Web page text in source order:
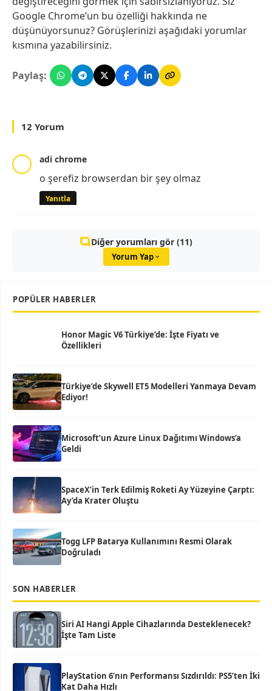
Google Chrome’un bu özelliği hakkında ne
düşünüyorsunuz? Görüşlerinizi aşağıdaki yorumlar
kısmına yazabilirsiniz.
Paylaş:
12 Yorum
adi chrome
o şerefiz browserdan bir şey olmaz
Yanıtla
Diğer yorumları gör (11)
Yorum Yap
POPÜLER HABERLER
Honor Magic V6 Türkiye’de: İşte Fiyatı ve
Özellikleri
Türkiye’de Skywell ET5 Modelleri Yanmaya Devam
Ediyor!
Microsoft’un Azure Linux Dağıtımı Windows’a
Geldi
SpaceX’in Terk Edilmiş Roketi Ay Yüzeyine Çarptı:
Ay’da Krater Oluştu
Togg LFP Batarya Kullanımını Resmi Olarak
Doğruladı
SON HABERLER
Siri AI Hangi Apple Cihazlarında Desteklenecek?
İşte Tam Liste
PlayStation 6’nın Performansı Sızdırıldı: PS5’ten İki
Kat Daha Hızlı